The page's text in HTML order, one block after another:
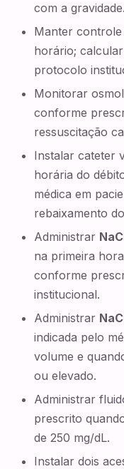
com a gravidade.
Manter
horário;
protocolo
Monitorar
conforme
ressuscitação
Instalar cateter
horária do
médica em
rebaixamento
Administrar
na primeira
conforme
institucional.
Administrar
indicada pelo
volume e
ou elevado.
Administrar
prescrito
de 250 mg/dL.
Instalar dois